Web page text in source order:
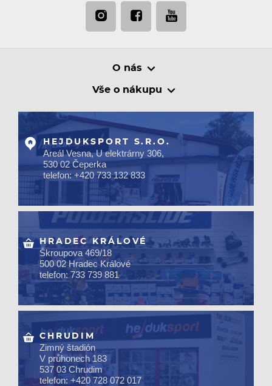
O nás
Vše o nákupu
HEJDUKSPORT S.R.O.
Areál Vesna, U elektrárny 306,
530 02 Čeperka
telefon: +420 733 132 833
HRADEC KRÁLOVÉ
Škroupova 469/18
500 02 Hradec Králové
telefon: 733 739 881
CHRUDIM
Zimný štadión
V průhonech 183
537 03 Chrudim
telefon: +420 728 072 017